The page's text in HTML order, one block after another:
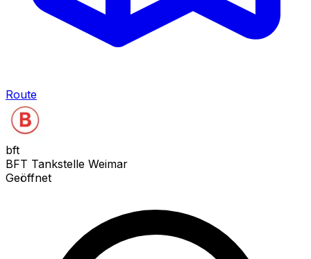
Route
bft
BFT Tankstelle Weimar
Geöffnet